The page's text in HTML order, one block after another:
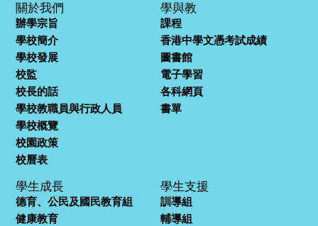
關於我們
辦學宗旨
學校簡介
學校發展
校監
校長的話
學校教職員與行政人員
學校概覽
校園政策
校曆表
學與教
課程
香港中學文憑考試成績
圖書館
電子學習
各科網頁
書單
學生成長
德育、公民及國民教育組
健康教育
學生支援
訓導組
輔導組